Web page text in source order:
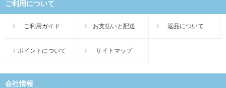
ご利用について
ご利用ガイド お支払いと配送 返品について
ポイントについて サイトマップ
会社情報